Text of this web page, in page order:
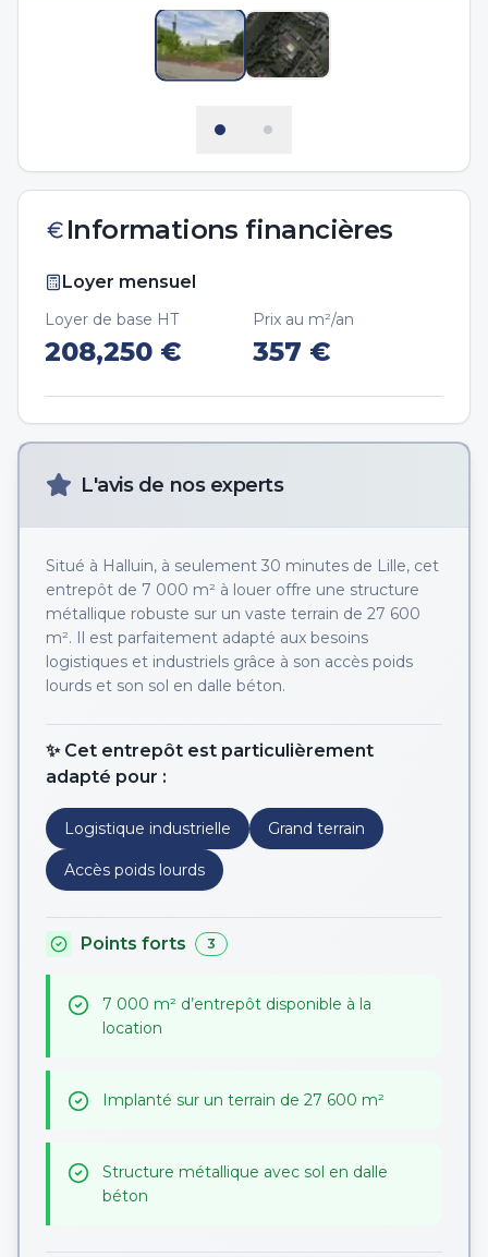
Informations financières
Loyer mensuel
Loyer de base HT
208,250 €
Prix au m²/an
357 €
L'avis de nos experts
Situé à Halluin, à seulement 30 minutes de Lille, cet
entrepôt de 7 000 m² à louer offre une structure
métallique robuste sur un vaste terrain de 27 600
m². Il est parfaitement adapté aux besoins
logistiques et industriels grâce à son accès poids
lourds et son sol en dalle béton.
✨ Cet entrepôt est particulièrement
adapté pour :
Logistique industrielle Grand terrain
Accès poids lourds
Points forts 3
7 000 m² d’entrepôt disponible à la
location
Implanté sur un terrain de 27 600 m²
Structure métallique avec sol en dalle
béton